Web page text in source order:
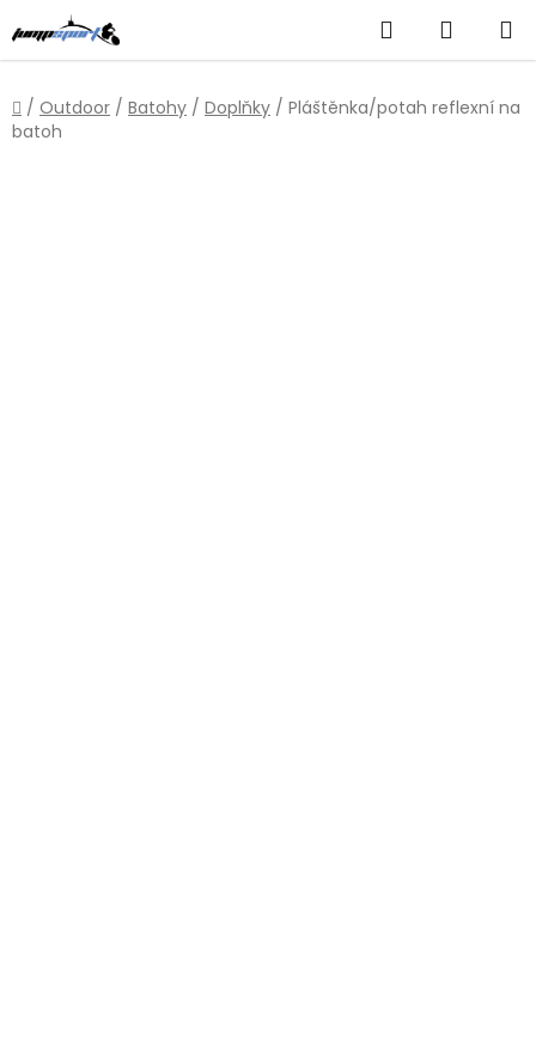
na
obsah
Hledat
KOŠÍK
Domů
/ Outdoor / Batohy / Doplňky / Pláštěnka/potah reflexní na
batoh